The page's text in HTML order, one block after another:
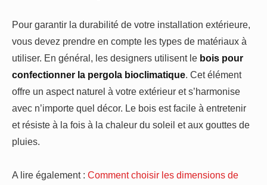
Pour garantir la durabilité de votre installation extérieure,
vous devez prendre en compte les types de matériaux à
utiliser. En général, les designers utilisent le bois pour
confectionner la pergola bioclimatique. Cet élément
offre un aspect naturel à votre extérieur et s’harmonise
avec n’importe quel décor. Le bois est facile à entretenir
et résiste à la fois à la chaleur du soleil et aux gouttes de
pluies.
A lire également : Comment choisir les dimensions de